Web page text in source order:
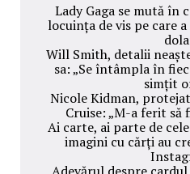
Lady Gaga se mută în
locuința de vis pe care
Will Smith, detalii
sa: „Se întâmpla în
simțit
Nicole Kidman,
Cruise: „M-a ferit să
Ai carte, ai parte de
imagini cu cărți au